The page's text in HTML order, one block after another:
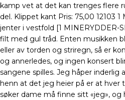
kamp vet at det kan trenges flere
del. Klippet kant Pris: 75,00 12103
jenter i vestfold [1 MINERYDDER-
filt med gul tråd. Enten musikken
eller av torden og striregn, så er
og annerledes, og ingen konsert
sangene spilles. Jeg håper
henn at det jeg heier på er at hver
søker dame må finne sitt «jeg»,